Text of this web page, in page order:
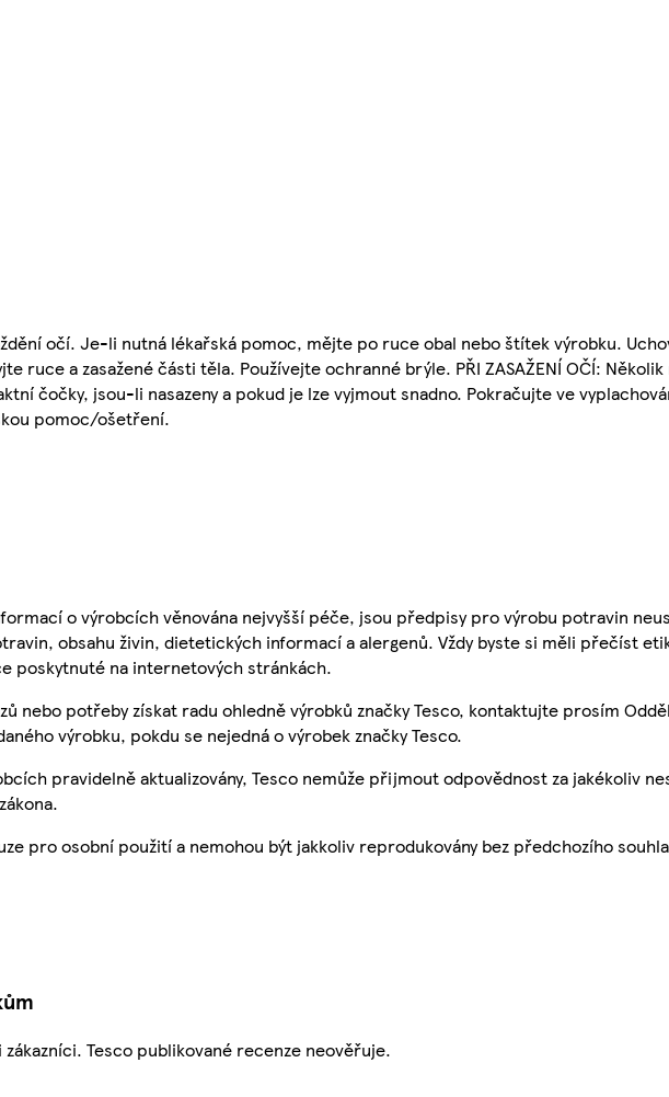
očí. Je-li nutná lékařská pomoc, mějte po ruce obal nebo štítek výrobku.
ruce a zasažené části těla. Používejte ochranné brýle. PŘI ZASAŽENÍ OČÍ:
čočky, jsou-li nasazeny a pokud je lze vyjmout snadno. Pokračujte ve
pomoc/ošetření.
o výrobcích věnována nejvyšší péče, jsou předpisy pro výrobu potravin
obsahu živin, dietetických informací a alergenů. Vždy byste si měli přečíst
poskytnuté na internetových stránkách.
nebo potřeby získat radu ohledně výrobků značky Tesco, kontaktujte prosím
výrobku, pokdu se nejedná o výrobek značky Tesco.
pravidelně aktualizovány, Tesco nemůže přijmout odpovědnost za jakékoliv
pro osobní použití a nemohou být jakkoliv reprodukovány bez předchozího
Tesco publikované recenze neověřuje.